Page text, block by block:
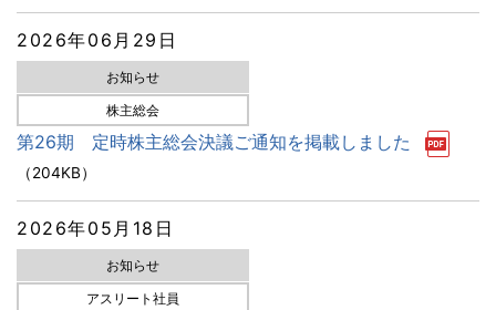
2026年06月29日
お知らせ
株主総会
第26期 定時株主総会決議ご通知を掲載しました
（204KB）
2026年05月18日
お知らせ
アスリート社員